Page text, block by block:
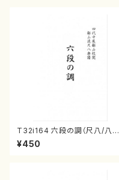
T32i164 六段の調（尺八/八橋
検校/楽譜）都山流公刊楽譜曲
番:1016
¥450